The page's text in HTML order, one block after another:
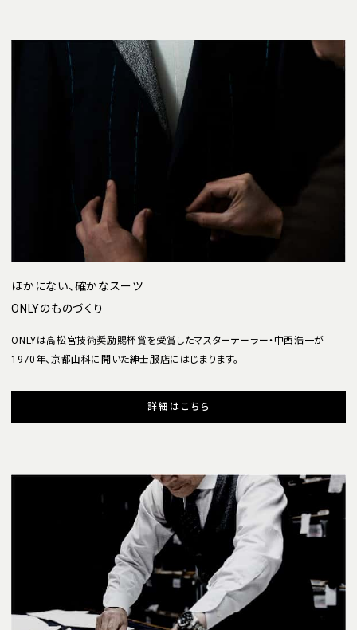
ほかにない、確かなスーツ
ONLYのものづくり
ONLYは高松宮技術奨励賜杯賞を受賞したマスターテーラー・中西浩一が
1970年、京都山科に開いた紳士服店にはじまります。
詳細はこちら